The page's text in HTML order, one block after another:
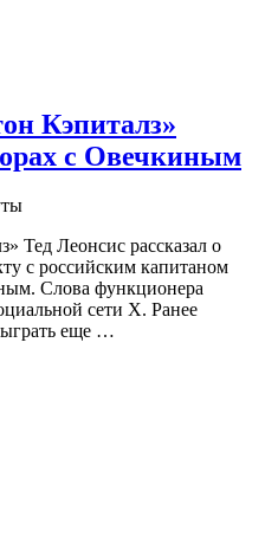
Кэпиталз»
с Овечкиным
Тед Леонсис рассказал о
с российским капитаном
Слова функционера
сети Х. Ранее
еще …